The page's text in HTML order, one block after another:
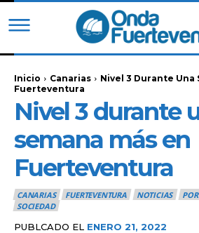
Inicio Canarias
Nivel 3 Durante Una
Fuerteventura
Nivel 3 durante
semana más en
Fuerteventura
CANARIAS FUERTEVENTURA NOTICIAS
SOCIEDAD
PUBLCADO EL ENERO 21, 2022